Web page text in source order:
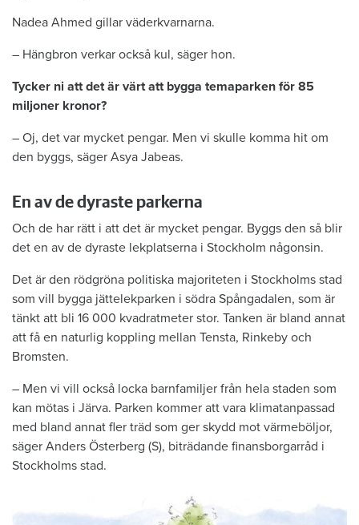
Nadea Ahmed gillar väderkvarnarna.
– Hängbron verkar också kul, säger hon.
Tycker ni att det är värt att bygga temaparken för 85
miljoner kronor?
– Oj, det var mycket pengar. Men vi skulle komma hit om
den byggs, säger Asya Jabeas.
En av de dyraste parkerna
Och de har rätt i att det är mycket pengar. Byggs den så blir
det en av de dyraste lekplatserna i Stockholm någonsin.
Det är den rödgröna politiska majoriteten i Stockholms stad
som vill bygga jättelekparken i södra Spångadalen, som är
tänkt att bli 16 000 kvadratmeter stor. Tanken är bland annat
att få en naturlig koppling mellan Tensta, Rinkeby och
Bromsten.
– Men vi vill också locka barnfamiljer från hela staden som
kan mötas i Järva. Parken kommer att vara klimatanpassad
med bland annat fler träd som ger skydd mot värmeböljor,
säger Anders Österberg (S), biträdande finansborgarråd i
Stockholms stad.